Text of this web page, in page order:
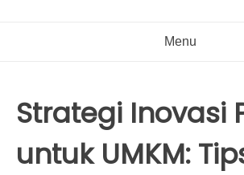
Menu
Strategi Inovasi
untuk UMKM: